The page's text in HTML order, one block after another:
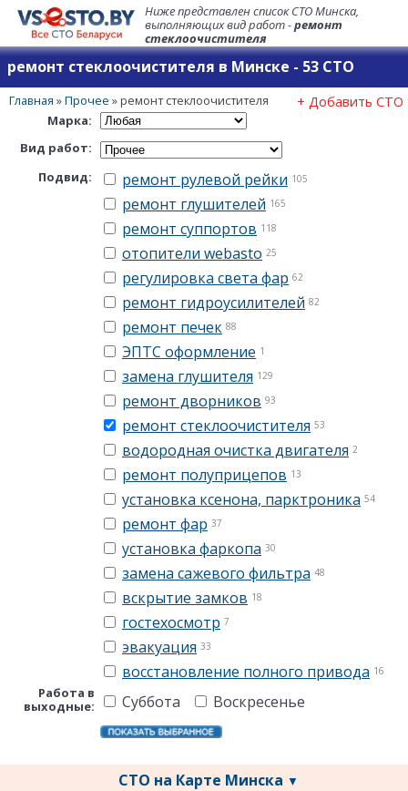
Ниже представлен список СТО Минска,
выполняющих вид работ -ремонт
стеклоочистителя
ремонт стеклоочистителя в Минске - 53 СТО
Главная »Прочее »ремонт стеклоочистителя + Добавить СТО
Марка:
Вид работ:
Подвид:
ремонт рулевой рейки 105
ремонт глушителей 165
ремонт суппортов 118
отопители webasto 25
регулировка света фар 62
ремонт гидроусилителей 82
ремонт печек 88
ЭПТС оформление 1
замена глушителя 129
ремонт дворников 93
ремонт стеклоочистителя 53
водородная очистка двигателя 2
ремонт полуприцепов 13
установка ксенона, парктроника 54
ремонт фар 37
установка фаркопа 30
замена сажевого фильтра 48
вскрытие замков 18
гостехосмотр 7
эвакуация 33
восстановление полного привода 16
Работа в
выходные:
Суббота Воскресенье
СТО на Карте Минска ▼